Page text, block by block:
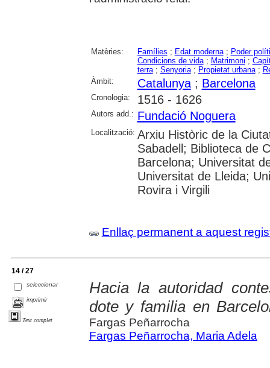
Matèries: Famílies ; Edat moderna; Poder
Condicions de vida; Matrimoni ;
terra; Senyoria; Propietat urbana;
Àmbit:
Catalunya; Barcelona
Cronologia: 1516 - 1626
Autors add.: Fundació Noguera
Localització: Arxiu Històric de la
Sabadell; Biblioteca de
Barcelona; Universitat
Universitat de Lleida;
Rovira i Virgili
Enllaç permanent a aquest
14 / 27
seleccionar
imprimir
Text complet
Hacia la autoridad
dote y familia en
Fargas Peñarrocha
Fargas Peñarrocha, Maria Adela